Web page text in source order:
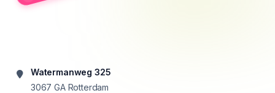
Watermanweg 325
3067 GA Rotterdam